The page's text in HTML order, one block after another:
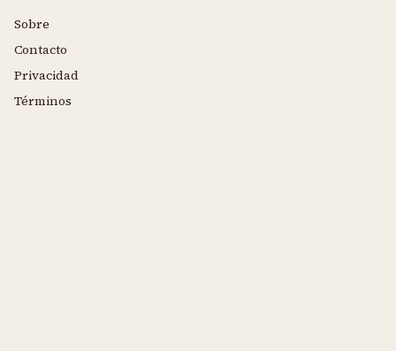
Sobre
Contacto
Privacidad
Términos